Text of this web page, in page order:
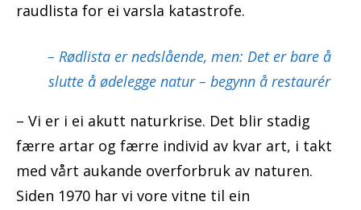
raudlista for ei varsla katastrofe.
– Rødlista er nedslående, men: Det er bare å
slutte å ødelegge natur – begynn å restaurér
– Vi er i ei akutt naturkrise. Det blir stadig
færre artar og færre individ av kvar art, i takt
med vårt aukande overforbruk av naturen.
Siden 1970 har vi vore vitne til ein